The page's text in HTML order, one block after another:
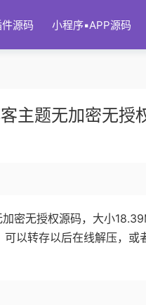
源码 小程序▪APP源码
主题无加密无授
密无授权源码，大小
以转存以后在线解压，或